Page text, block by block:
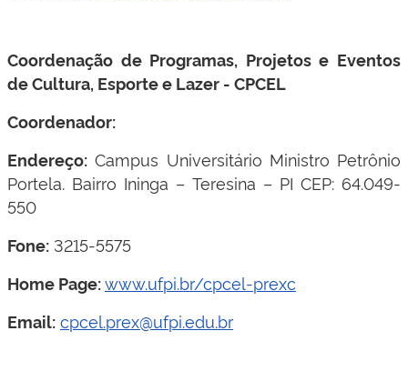
Coordenação de Programas, Projetos e Eventos
de Cultura, Esporte e Lazer - CPCEL
Coordenador:
Endereço: Campus Universitário Ministro Petrônio
Portela. Bairro Ininga – Teresina – PI CEP: 64.049-
550
Fone: 3215-5575
Home Page:www.ufpi.br/cpcel-prexc
Email: cpcel.prex@ufpi.edu.br